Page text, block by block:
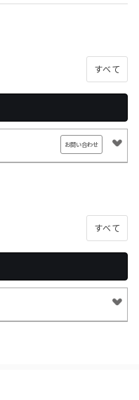
すべて
お問い合わせ
すべて